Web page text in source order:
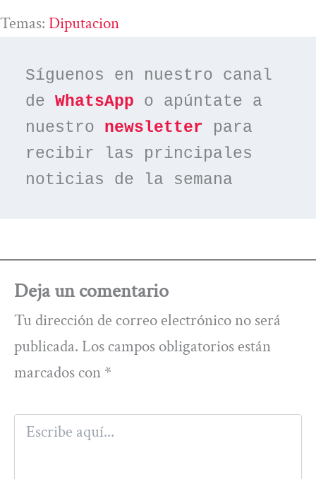
Temas: Diputacion
Síguenos en nuestro canal
de WhatsApp o apúntate a
nuestro newsletter para
recibir las principales
noticias de la semana
Deja un comentario
Tu dirección de correo electrónico no será
publicada. Los campos obligatorios están
marcados con *
Escribe
aquí...